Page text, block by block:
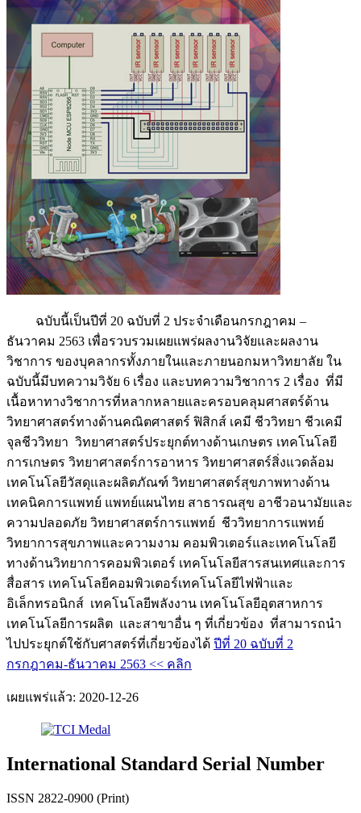
ฉบับนี้เป็นปีที่ 20 ฉบับที่ 2 ประจำเดือนกรกฎาคม –
ธันวาคม 2563 เพื่อรวบรวมเผยแพร่ผลงานวิจัยและผลงาน
วิชาการ ของบุคลากรทั้งภายในและภายนอกมหาวิทยาลัย ใน
ฉบับนี้มีบทความวิจัย 6 เรื่อง และบทความวิชาการ 2 เรื่อง ที่มี
เนื้อหาทางวิชาการที่หลากหลายและครอบคลุมศาสตร์ด้าน
วิทยาศาสตร์ทางด้านคณิตศาสตร์ ฟิสิกส์ เคมี ชีววิทยา ชีวเคมี
จุลชีววิทยา วิทยาศาสตร์ประยุกต์ทางด้านเกษตร เทคโนโลยี
การเกษตร วิทยาศาสตร์การอาหาร วิทยาศาสตร์สิ่งแวดล้อม
เทคโนโลยีวัสดุและผลิตภัณฑ์ วิทยาศาสตร์สุขภาพทางด้าน
เทคนิคการแพทย์ แพทย์แผนไทย สาธารณสุข อาชีวอนามัยและ
ความปลอดภัย วิทยาศาสตร์การแพทย์ ชีววิทยาการแพทย์
วิทยาการสุขภาพและความงาม คอมพิวเตอร์และเทคโนโลยี
ทางด้านวิทยาการคอมพิวเตอร์ เทคโนโลยีสารสนเทศและการ
สื่อสาร เทคโนโลยีคอมพิวเตอร์เทคโนโลยีไฟฟ้าและ
อิเล็กทรอนิกส์ เทคโนโลยีพลังงาน เทคโนโลยีอุตสาหการ
เทคโนโลยีการผลิต และสาขาอื่น ๆ ที่เกี่ยวข้อง ที่สามารถนำ
ไปประยุกต์ใช้กับศาสตร์ที่เกี่ยวข้องได้ ปีที่ 20 ฉบับที่ 2
กรกฎาคม-ธันวาคม 2563 << คลิก
เผยแพร่แล้ว: 2020-12-26
International Standard Serial Number
ISSN 2822-0900 (Print)